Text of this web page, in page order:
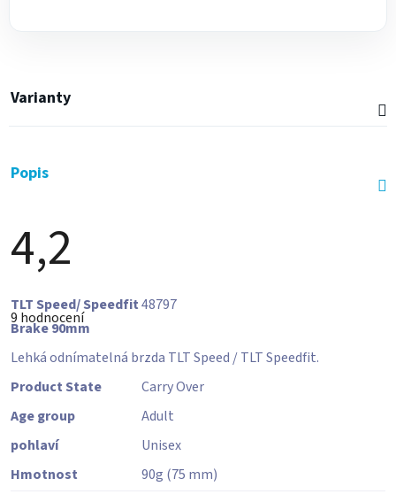
Varianty
Popis
4,2
hodnocení
produktu
je
4,2
z
hvězdiček.
9 hodnocení
48797
TLT Speed/ Speedfit
Brake 90mm
Lehká odnímatelná brzda TLT Speed / TLT Speedfit.
Product State
Carry Over
Age group
Adult
pohlaví
Unisex
Hmotnost
90g (75 mm)